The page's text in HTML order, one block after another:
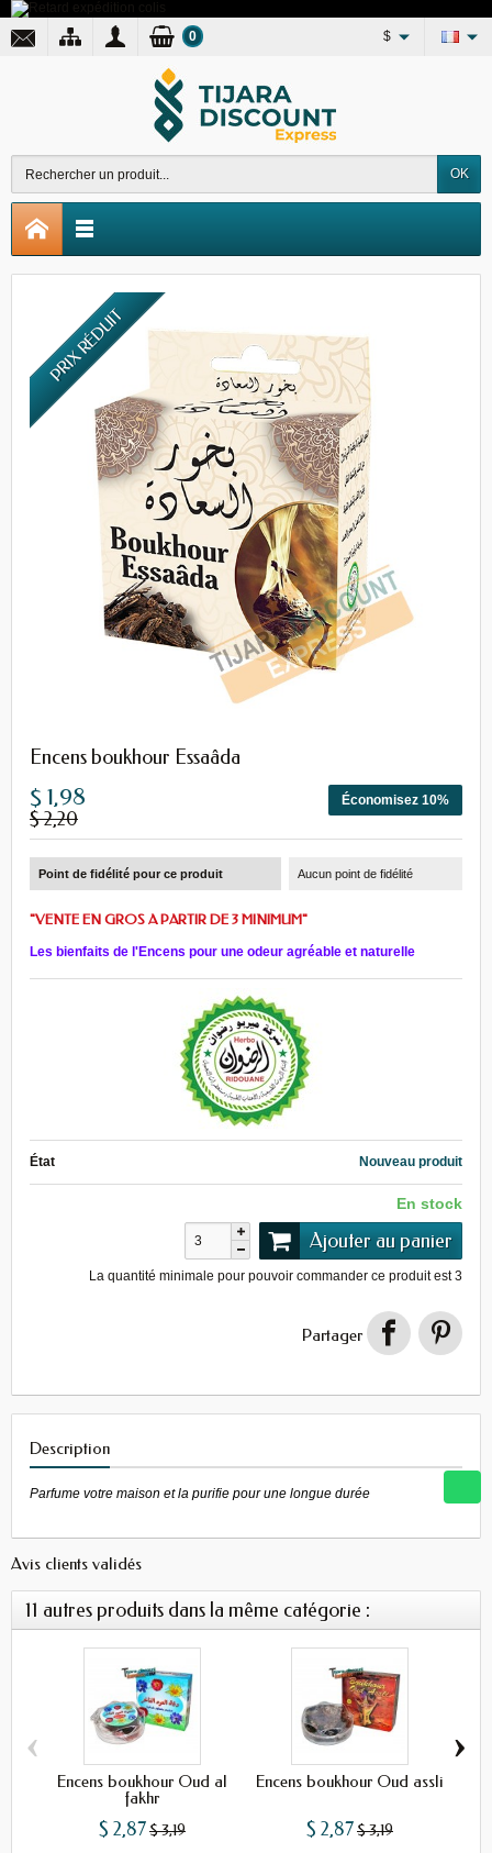
$
OK
0
PRIX RÉDUIT
Encens boukhour Essaâda
Économisez 10%
$ 1,98
$ 2,20
Point de fidélité pour ce produit Aucun point de fidélité
"VENTE EN GROS A PARTIR DE 3 MINIMUM"
Les bienfaits de l'Encens pour une odeur agréable et naturelle
État Nouveau produit
En stock
Ajouter au panier
La quantité minimale pour pouvoir commander ce produit est3
Partager
Description
Parfume votre maison et la purifie pour une longue durée
Avis clients validés
11 autres produits dans la même catégorie :
Encens boukhour Oud al
fakhr
$ 2,87$ 3,19
Encens boukhour Oud assli
$ 2,87$ 3,19
‹ ›